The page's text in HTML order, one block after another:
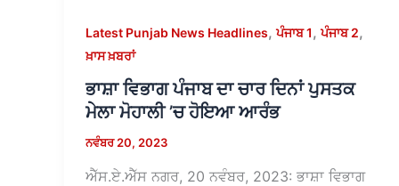
Latest Punjab News Headlines,ਪੰਜਾਬ 1,ਪੰਜਾਬ 2,
ਖ਼ਾਸ ਖ਼ਬਰਾਂ
ਭਾਸ਼ਾ ਵਿਭਾਗ ਪੰਜਾਬ ਦਾ ਚਾਰ ਦਿਨਾਂ ਪੁਸਤਕ
ਮੇਲਾ ਮੋਹਾਲੀ ’ਚ ਹੋਇਆ ਆਰੰਭ
ਨਵੰਬਰ 20, 2023
ਐੱਸ.ਏ.ਐੱਸ ਨਗਰ, 20 ਨਵੰਬਰ, 2023: ਭਾਸ਼ਾ ਵਿਭਾਗ